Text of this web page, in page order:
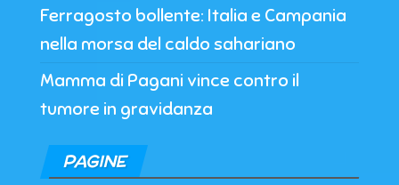
Ferragosto bollente: Italia e Campania
nella morsa del caldo sahariano
Mamma di Pagani vince contro il
tumore in gravidanza
PAGINE